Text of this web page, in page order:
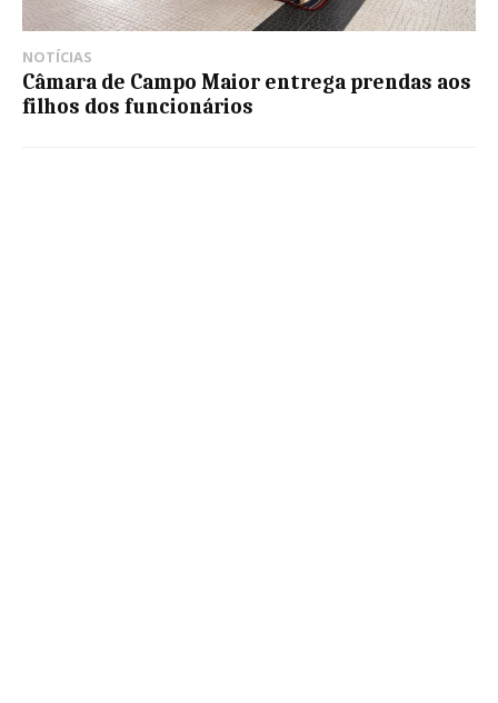
NOTÍCIAS
Câmara de Campo Maior entrega prendas aos
filhos dos funcionários